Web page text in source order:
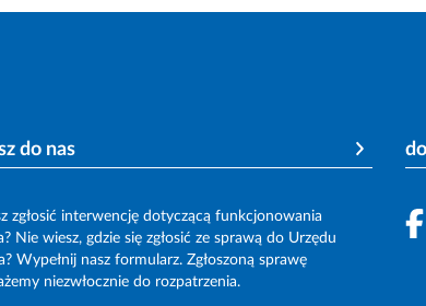
do nas
zgłosić interwencję dotyczącą funkcjonowania
Nie wiesz, gdzie się zgłosić ze sprawą do Urzędu
Wypełnij nasz formularz. Zgłoszoną sprawę
niezwłocznie do rozpatrzenia.